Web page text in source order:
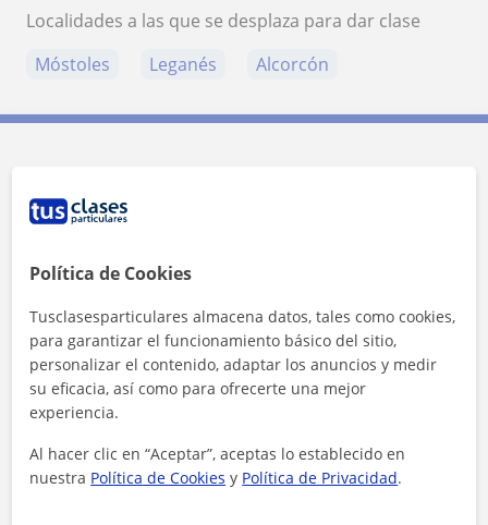
Localidades a las que se desplaza para dar clase
Móstoles
Leganés Alcorcón
Política de Cookies
Tusclasesparticulares almacena datos, tales como cookies,
para garantizar el funcionamiento básico del sitio,
personalizar el contenido, adaptar los anuncios y medir
su eficacia, así como para ofrecerte una mejor
experiencia.
Al hacer clic en “Aceptar”, aceptas lo establecido en
nuestra Política de Cookies y Política de Privacidad.